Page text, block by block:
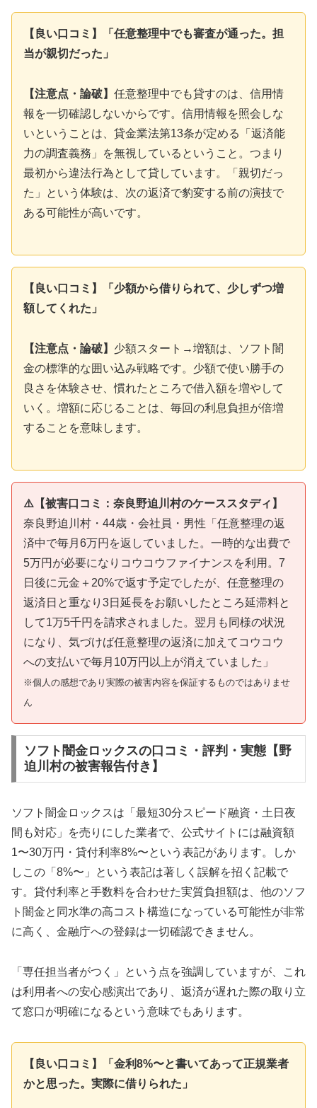
【良い口コミ】「任意整理中でも審査が通った。担
当が親切だった」
【注意点・論破】 任意整理中でも貸すのは、信用情
報を一切確認しないからです。信用情報を照会しな
いということは、貸金業法第13条が定める「返済能
力の調査義務」を無視しているということ。つまり
最初から違法行為として貸しています。「親切だっ
た」という体験は、次の返済で豹変する前の演技で
ある可能性が高いです。
【良い口コミ】「少額から借りられて、少しずつ増
額してくれた」
【注意点・論破】 少額スタート→増額は、ソフト闇
金の標準的な囲い込み戦略です。少額で使い勝手の
良さを体験させ、慣れたところで借入額を増やして
いく。増額に応じることは、毎回の利息負担が倍増
することを意味します。
⚠️【被害口コミ：奈良野迫川村のケーススタディ】
奈良野迫川村・44歳・会社員・男性「任意整理の返
済中で毎月6万円を返していました。一時的な出費で
5万円が必要になりコウコウファイナンスを利用。7
日後に元金＋20%で返す予定でしたが、任意整理の
返済日と重なり3日延長をお願いしたところ延滞料と
して1万5千円を請求されました。翌月も同様の状況
になり、気づけば任意整理の返済に加えてコウコウ
への支払いで毎月10万円以上が消えていました」
※個人の感想であり実際の被害内容を保証するものではありませ
ん
ソフト闇金ロックスの口コミ・評判・実態【野
迫川村の被害報告付き】
ソフト闇金ロックスは「最短30分スピード融資・土日夜
間も対応」を売りにした業者で、公式サイトには融資額
1〜30万円・貸付利率8%〜という表記があります。しか
しこの「8%〜」という表記は著しく誤解を招く記載で
す。貸付利率と手数料を合わせた実質負担額は、他のソフ
ト闇金と同水準の高コスト構造になっている可能性が非常
に高く、金融庁への登録は一切確認できません。
「専任担当者がつく」という点を強調していますが、これ
は利用者への安心感演出であり、返済が遅れた際の取り立
て窓口が明確になるという意味でもあります。
【良い口コミ】「金利8%〜と書いてあって正規業者
かと思った。実際に借りられた」